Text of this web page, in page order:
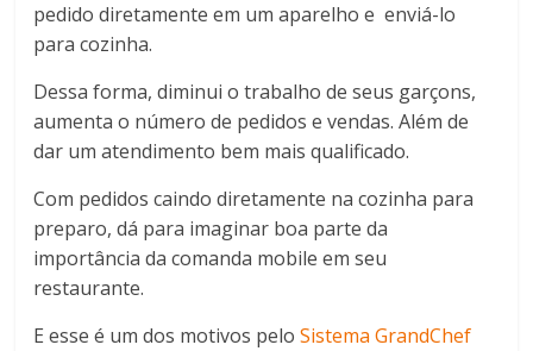
pedido diretamente em um aparelho e enviá-lo
para cozinha.
Dessa forma, diminui o trabalho de seus garçons,
aumenta o número de pedidos e vendas. Além de
dar um atendimento bem mais qualificado.
Com pedidos caindo diretamente na cozinha para
preparo, dá para imaginar boa parte da
importância da comanda mobile em seu
restaurante.
E esse é um dos motivos peloSistema GrandChef